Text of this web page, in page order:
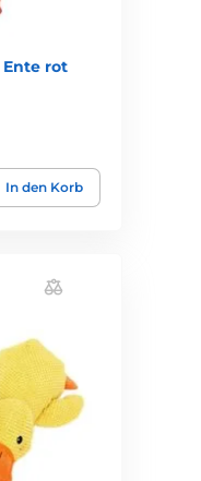
rot
In den Korb